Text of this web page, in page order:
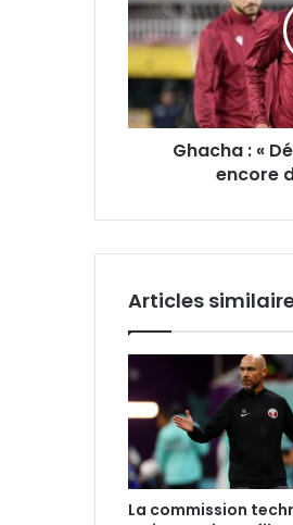
gagner
encore
trophées »
Ghacha : «
encore
Articles
La commission